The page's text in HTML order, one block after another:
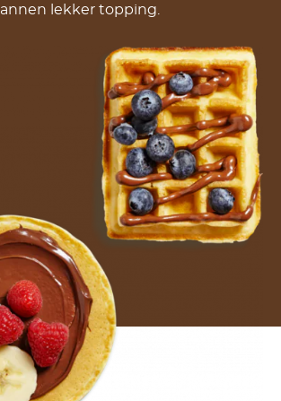
annen lekker topping.